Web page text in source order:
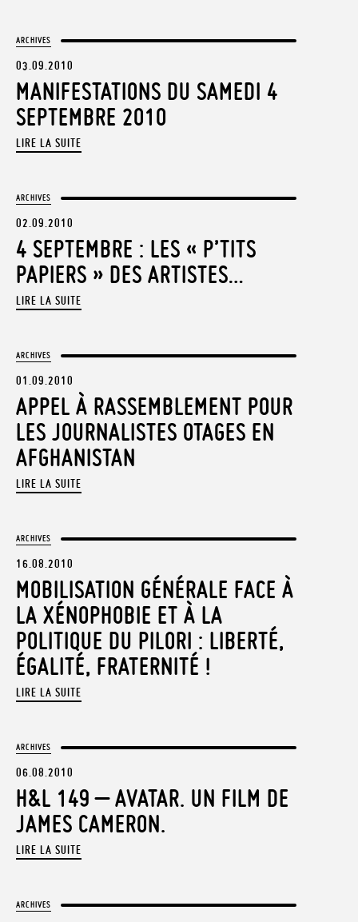
ARCHIVES
03.09.2010
MANIFESTATIONS DU SAMEDI 4
SEPTEMBRE 2010
LIRE LA SUITE
ARCHIVES
02.09.2010
4 SEPTEMBRE : LES « P’TITS
PAPIERS » DES ARTISTES…
LIRE LA SUITE
ARCHIVES
01.09.2010
APPEL À RASSEMBLEMENT POUR
LES JOURNALISTES OTAGES EN
AFGHANISTAN
LIRE LA SUITE
ARCHIVES
16.08.2010
MOBILISATION GÉNÉRALE FACE À
LA XÉNOPHOBIE ET À LA
POLITIQUE DU PILORI : LIBERTÉ,
ÉGALITÉ, FRATERNITÉ !
LIRE LA SUITE
ARCHIVES
06.08.2010
H&L 149 – AVATAR. UN FILM DE
JAMES CAMERON.
LIRE LA SUITE
ARCHIVES